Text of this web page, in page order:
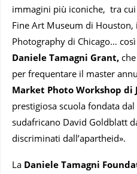
immagini più iconiche, tra
Fine Art Museum di
Photography di Chicago…
Daniele Tamagni Grant,
per frequentare il master
Market Photo Workshop di
prestigiosa scuola fondata
sudafricano David Goldblatt
discriminati dall’apartheid».
La Daniele Tamagni